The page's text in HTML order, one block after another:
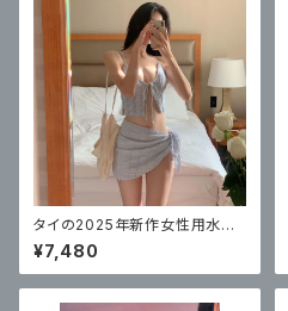
タイの2025年新作女性用水着、
無地ストラップ、高級ビキニ3点
セット
¥7,480